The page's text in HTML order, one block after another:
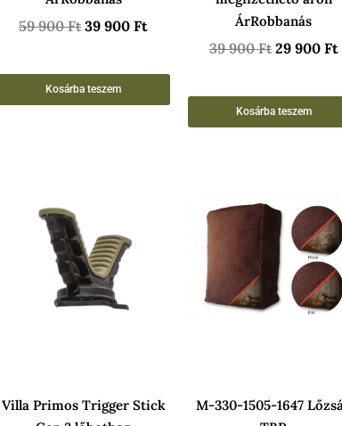
59 900Ft 39 900Ft
Kosárba teszem
ÁrRobbanás
39 900Ft 29 900 Ft
Kosárba teszem
Villa Primos Trigger Stick
M-330-1505-1647